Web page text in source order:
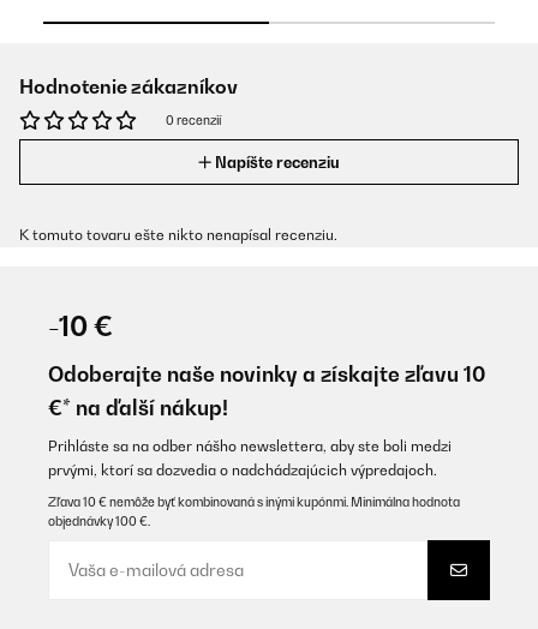
Hodnotenie zákazníkov
0 recenzií
Napíšte recenziu
K tomuto tovaru ešte nikto nenapísal recenziu.
-10 €
Odoberajte naše novinky a získajte zľavu 10
€* na ďalší nákup!
Prihláste sa na odber nášho newslettera, aby ste boli medzi
prvými, ktorí sa dozvedia o nadchádzajúcich výpredajoch.
Zľava 10 € nemôže byť kombinovaná s inými kupónmi. Minimálna hodnota
objednávky 100 €.